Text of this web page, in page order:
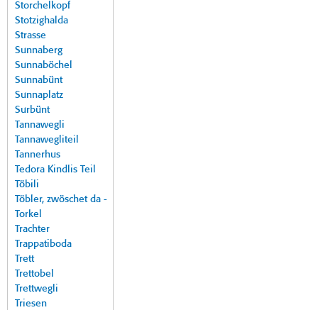
Storchelkopf
Stotzighalda
Strasse
Sunnaberg
Sunnaböchel
Sunnabünt
Sunnaplatz
Surbünt
Tannawegli
Tannawegliteil
Tannerhus
Tedora Kindlis Teil
Töbili
Töbler, zwöschet da -
Torkel
Trachter
Trappatiboda
Trett
Trettobel
Trettwegli
Triesen